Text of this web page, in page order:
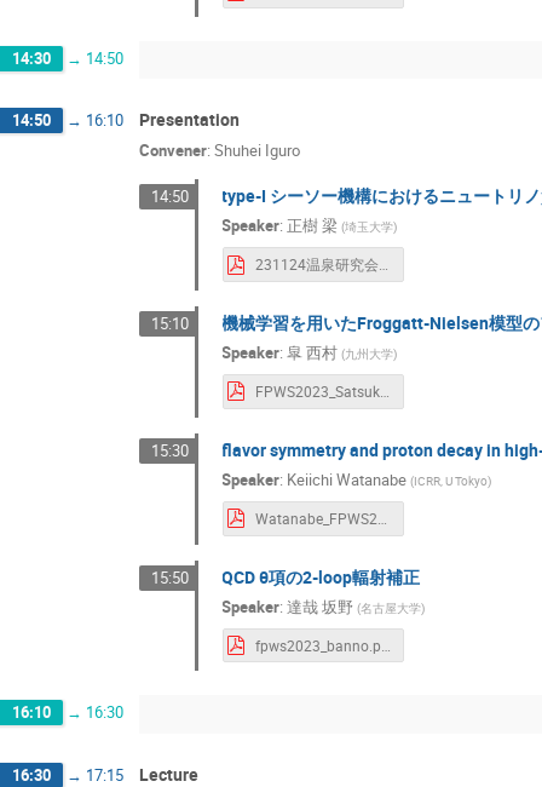
14:30 → 14:50
14:50 → 16:10 Presentation
Convener: Shuhei Iguro
14:50 type-I シーソー機構におけるニュートリ
Speaker:正樹 梁 (埼玉大学)
231124温泉研究会_梁.pdf
15:10 機械学習を用いたFroggatt-Nielsen模型
Speaker:皐 西村 (九州大学)
FPWS2023_SatsukiN.pdf
15:30 flavor symmetry and proton decay in
Speaker: Keiichi Watanabe (ICRR, U Tokyo)
15:50 QCD θ項の2-loop輻射補正
Speaker:達哉 坂野 (名古屋大学)
16:10 → 16:30
16:30 → 17:15 Lecture